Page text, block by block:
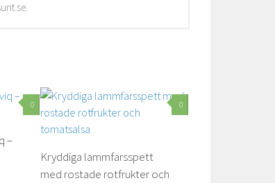
0
–
0
Kryddiga lammfärsspett
med rostade rotfrukter och